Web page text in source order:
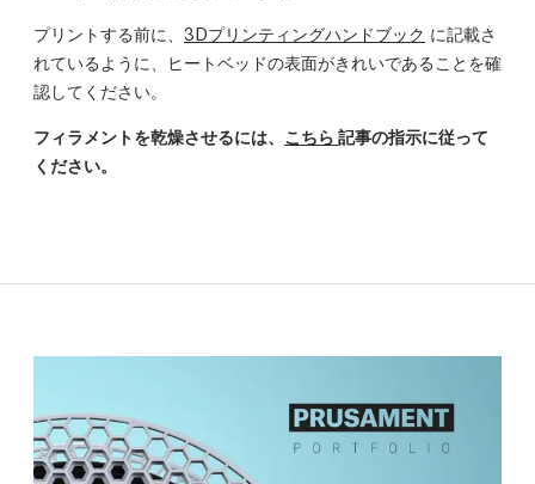
プリントする前に、 3Dプリンティングハンドブック に記載さ
れているように、ヒートベッドの表面がきれいであることを確
認してください。
フィラメントを乾燥させるには、
こちら 記事の指示に従って
ください。